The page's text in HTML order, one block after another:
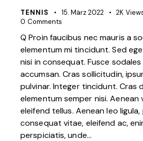
TENNIS 15. März 2022 2K
0 Comments
Q Proin faucibus nec mauris a
elementum mi tincidunt. Sed
nisi in consequat. Fusce
accumsan. Cras sollicitudin,
pulvinar. Integer tincidunt. Cras
elementum semper nisi.
eleifend tellus. Aenean leo
consequat vitae, eleifend ac,
perspiciatis, unde…